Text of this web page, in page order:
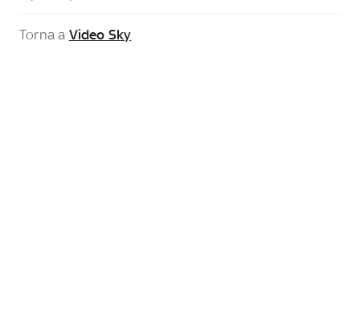
Torna a Video Sky